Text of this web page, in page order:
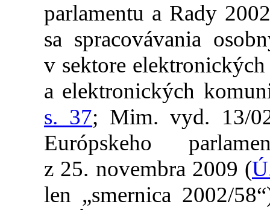
parlamentu a Rady
sa spracovávania
v sektore
a elektronických
s. 37; Mim. vyd. 13/
Európskeho
z 25. novembra 2009 (
len „smernica 2002/